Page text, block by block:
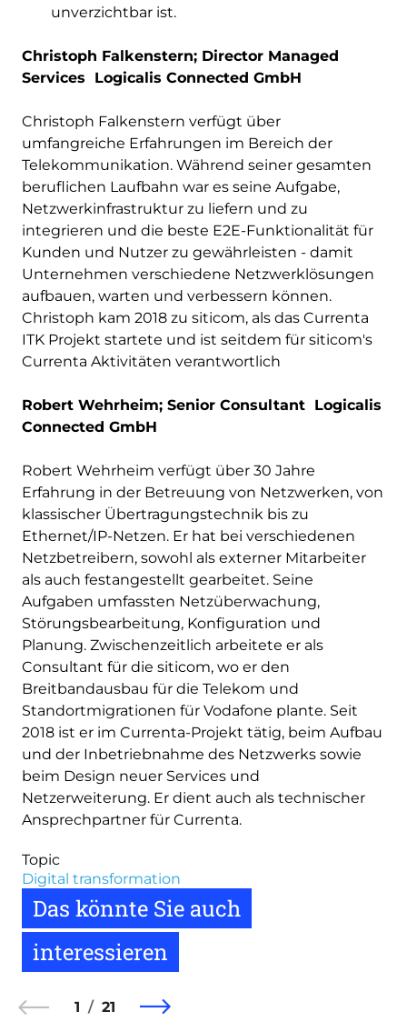
unverzichtbar ist.
Christoph Falkenstern; Director Managed
Services Logicalis Connected GmbH
Christoph Falkenstern verfügt über
umfangreiche Erfahrungen im Bereich der
Telekommunikation. Während seiner gesamten
beruflichen Laufbahn war es seine Aufgabe,
Netzwerkinfrastruktur zu liefern und zu
integrieren und die beste E2E-Funktionalität für
Kunden und Nutzer zu gewährleisten - damit
Unternehmen verschiedene Netzwerklösungen
aufbauen, warten und verbessern können.
Christoph kam 2018 zu siticom, als das Currenta
ITK Projekt startete und ist seitdem für siticom's
Currenta Aktivitäten verantwortlich
Robert Wehrheim; Senior Consultant Logicalis
Connected GmbH
Robert Wehrheim verfügt über 30 Jahre
Erfahrung in der Betreuung von Netzwerken, von
klassischer Übertragungstechnik bis zu
Ethernet/IP-Netzen. Er hat bei verschiedenen
Netzbetreibern, sowohl als externer Mitarbeiter
als auch festangestellt gearbeitet. Seine
Aufgaben umfassten Netzüberwachung,
Störungsbearbeitung, Konfiguration und
Planung. Zwischenzeitlich arbeitete er als
Consultant für die siticom, wo er den
Breitbandausbau für die Telekom und
Standortmigrationen für Vodafone plante. Seit
2018 ist er im Currenta-Projekt tätig, beim Aufbau
und der Inbetriebnahme des Netzwerks sowie
beim Design neuer Services und
Netzerweiterung. Er dient auch als technischer
Ansprechpartner für Currenta.
Topic
Digital transformation
Das könnte Sie auch
interessieren
1 21